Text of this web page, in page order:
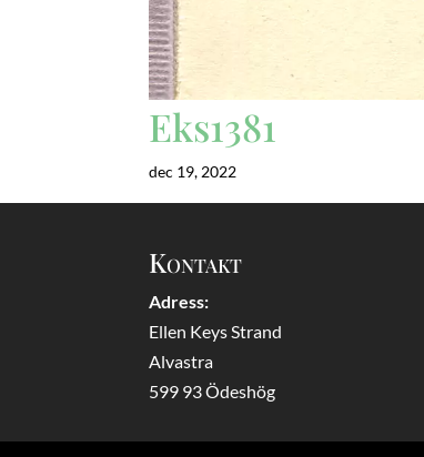
Eks1381
dec 19, 2022
Kontakt
Adress:
Ellen Keys Strand
Alvastra
599 93 Ödeshög